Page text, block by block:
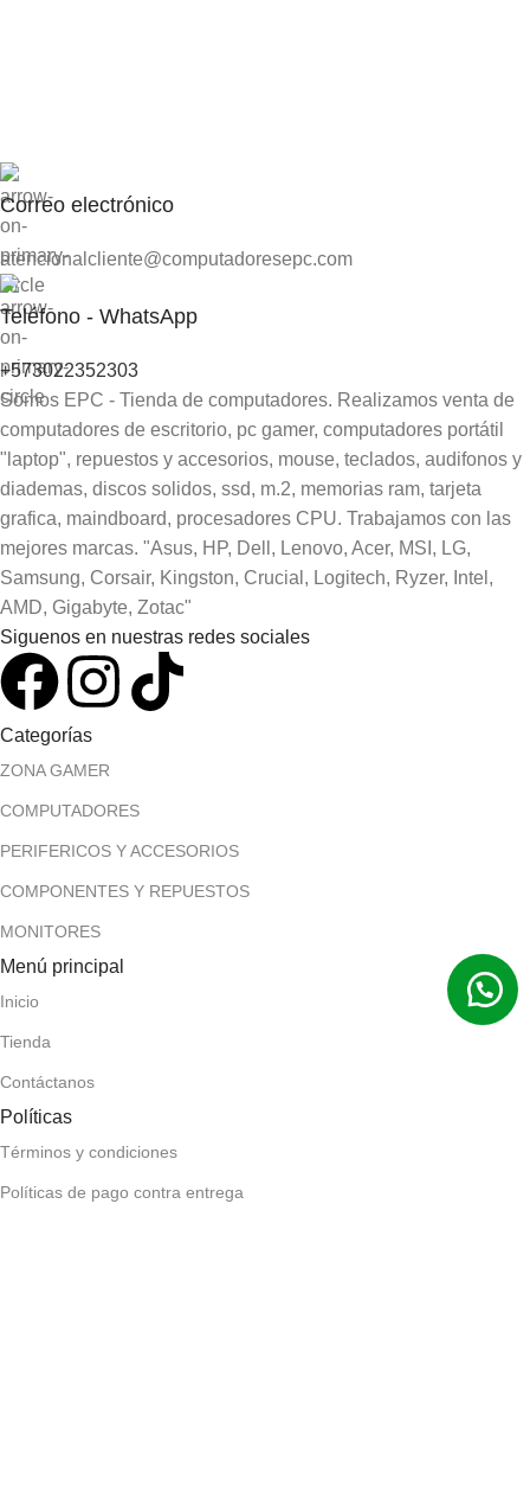
Correo electrónico
atencionalcliente@computadoresepc.com
Teléfono - WhatsApp
+573022352303
Somos EPC - Tienda de computadores. Realizamos venta de
computadores de escritorio, pc gamer, computadores portátil
"laptop", repuestos y accesorios, mouse, teclados, audifonos y
diademas, discos solidos, ssd, m.2, memorias ram, tarjeta
grafica, maindboard, procesadores CPU. Trabajamos con las
mejores marcas. "Asus, HP, Dell, Lenovo, Acer, MSI, LG,
Samsung, Corsair, Kingston, Crucial, Logitech, Ryzer, Intel,
AMD, Gigabyte, Zotac"
Siguenos en nuestras redes sociales
Categorías
ZONA GAMER
COMPUTADORES
PERIFERICOS Y ACCESORIOS
COMPONENTES Y REPUESTOS
MONITORES
Menú principal
Inicio
Tienda
Contáctanos
Políticas
Términos y condiciones
Políticas de pago contra entrega